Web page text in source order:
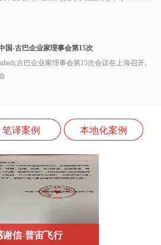
国-古巴企业家理事会第15次
古巴企业家理事会第15次会议在上海召开。
&middot;乔杜里 (AmitChaudhuri) 译
书
电影节举办圆满成功
导，福建省人民政府、陕西省人民政府共同主办
笔译案例 本地化案例
谢信-普宙飞行